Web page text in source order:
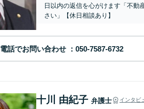
日以内の返信を心がけます「不
さい」【休日相談あり】
電話でお問い合わせ
十川 由紀子 弁護士 インタビ